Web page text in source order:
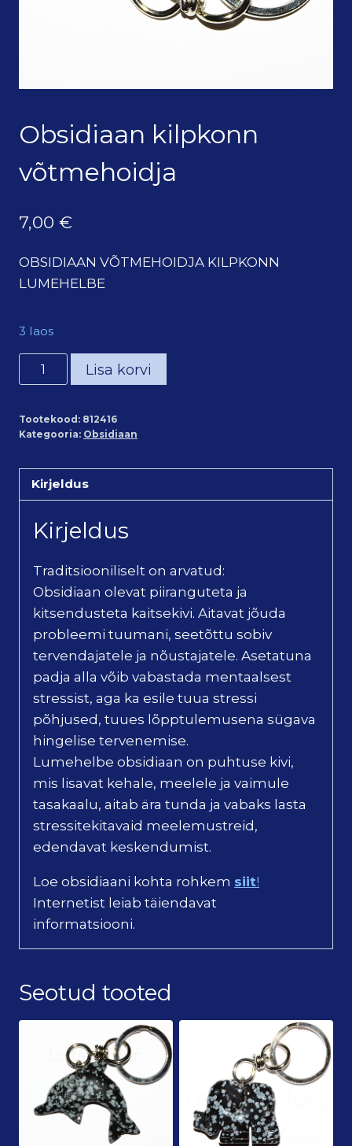
Obsidiaan kilpkonn
võtmehoidja
7,00 €
OBSIDIAAN VÕTMEHOIDJA KILPKONN
LUMEHELBE
3 laos
Obsidiaan
kilpkonn
kogus
Lisa korvi
Tootekood: 812416
Kategooria: Obsidiaan
Kirjeldus
Kirjeldus
Traditsiooniliselt on arvatud:
Obsidiaan olevat piiranguteta ja
kitsendusteta kaitsekivi. Aitavat jõuda
probleemi tuumani, seetõttu sobiv
tervendajatele ja nõustajatele. Asetatuna
padja alla võib vabastada mentaalsest
stressist, aga ka esile tuua stressi
põhjused, tuues lõpptulemusena sügava
hingelise tervenemise.
Lumehelbe obsidiaan on puhtuse kivi,
mis lisavat kehale, meelele ja vaimule
tasakaalu, aitab ära tunda ja vabaks lasta
stressitekitavaid meelemustreid,
edendavat keskendumist.
Loe obsidiaani kohta rohkem siit!
Internetist leiab täiendavat
informatsiooni.
Seotud tooted